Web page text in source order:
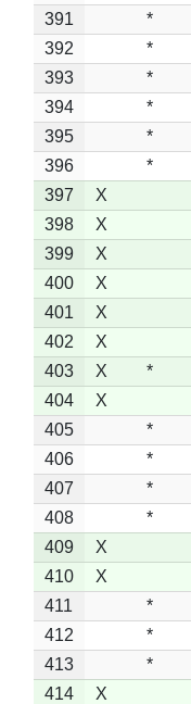
391
*
392
*
393
*
394
*
395
*
396
*
397
X
398
X
399
X
400
X
401
X
402
X
403
X *
404
X
405
*
406
*
407
*
408
*
409
X
410
X
411
*
412
*
413
*
414
X